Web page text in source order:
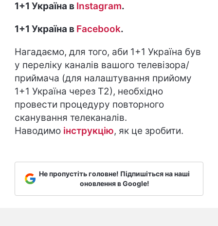
1+1 Україна в Instagram.
1+1 Україна в Facebook.
Нагадаємо, для того, аби 1+1 Україна був
у переліку каналів вашого телевізора/
приймача (для налаштування прийому
1+1 Україна через Т2), необхідно
провести процедуру повторного
сканування телеканалів.
Наводимо інструкцію, як це зробити.
Не пропустіть головне! Підпишіться на наші
оновлення в Google!